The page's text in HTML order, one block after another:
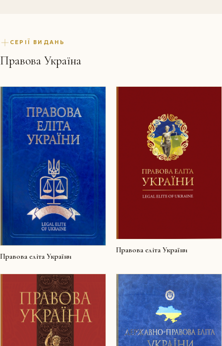
СЕРІЇ ВИДАНЬ
Правова Україна
Правова еліта України
Правова еліта України